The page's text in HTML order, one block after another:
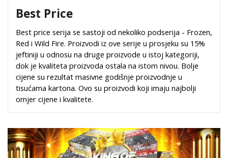
Best Price
Best price serija se sastoji od nekoliko podserija - Frozen,
Red i Wild Fire. Proizvodi iz ove serije u prosjeku su 15%
jeftiniji u odnosu na druge proizvode u istoj kategoriji,
dok je kvaliteta proizvoda ostala na istom nivou. Bolje
cijene su rezultat masivne godišnje proizvodnje u
tisućama kartona. Ovo su proizvodi koji imaju najbolji
omjer cijene i kvalitete.